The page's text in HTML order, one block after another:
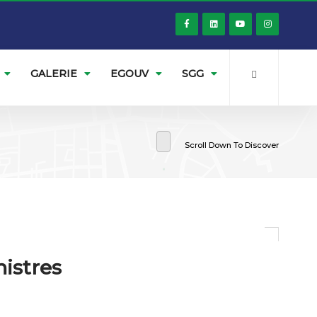
GALERIE EGOUV SGG
Scroll Down To Discover